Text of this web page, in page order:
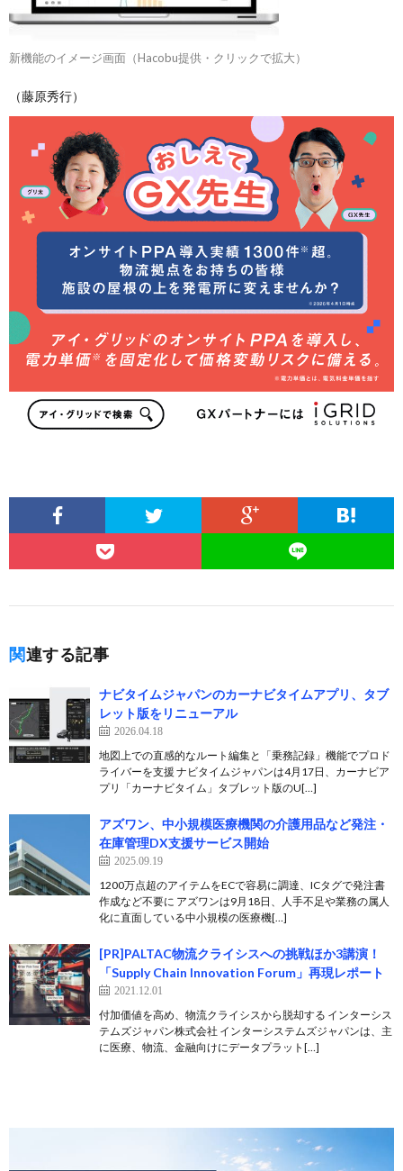
新機能のイメージ画面（Hacobu提供・クリックで拡大）
（藤原秀行）
関連する記事
ナビタイムジャパンのカーナビタイムアプリ、タブ
レット版をリニューアル
2026.04.18
地図上での直感的なルート編集と「乗務記録」機能でプロド
ライバーを支援 ナビタイムジャパンは4月17日、カーナビア
プリ「カーナビタイム」タブレット版のU[…]
アズワン、中小規模医療機関の介護用品など発注・
在庫管理DX支援サービス開始
2025.09.19
1200万点超のアイテムをECで容易に調達、ICタグで発注書
作成など不要に アズワンは9月18日、人手不足や業務の属人
化に直面している中小規模の医療機[…]
[PR]PALTAC物流クライシスへの挑戦ほか3講演！
「Supply Chain Innovation Forum」再現レポート
2021.12.01
付加価値を高め、物流クライシスから脱却する インターシス
テムズジャパン株式会社 インターシステムズジャパンは、主
に医療、物流、金融向けにデータプラット[…]